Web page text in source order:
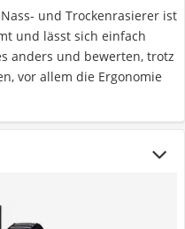
Nass- und Trockenrasierer ist
und lässt sich einfach
anders und bewerten, trotz
vor allem die Ergonomie